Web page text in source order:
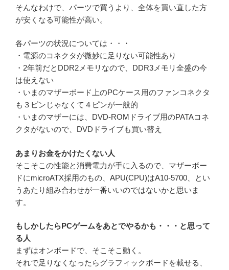
そんなわけで、パーツで買うより、全体を買い直した方
が安くなる可能性が高い。
各パーツの状況については・・・
・電源のコネクタが微妙に足りない可能性あり
・2年前だとDDR2メモリなので、DDR3メモリ全盛の今
は使えない
・いまのマザーボード上のPCケース用のファンコネクタ
も３ピンじゃなくて４ピンが一般的
・いまのマザーには、DVD-ROMドライブ用のPATAコネ
クタがないので、DVDドライブも買い替え
あまりお金をかけたくない人
そこそこの性能と消費電力が手に入るので、マザーボー
ドにmicroATX採用のもの、APU(CPU)はA10-5700、とい
うあたり組み合わせが一番いいのではないかと思いま
す。
もしかしたらPCゲームをあとでやるかも・・・と思って
る人
まずはオンボードで、そこそこ動く。
それで足りなくなったらグラフィックボードを載せる、